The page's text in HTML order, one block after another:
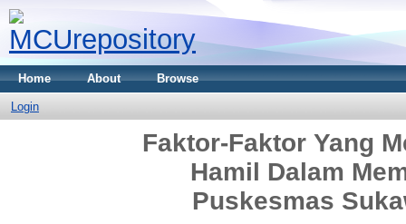
Home About Browse
Login
Faktor-Faktor Yang
Hamil Dalam
Puskesmas